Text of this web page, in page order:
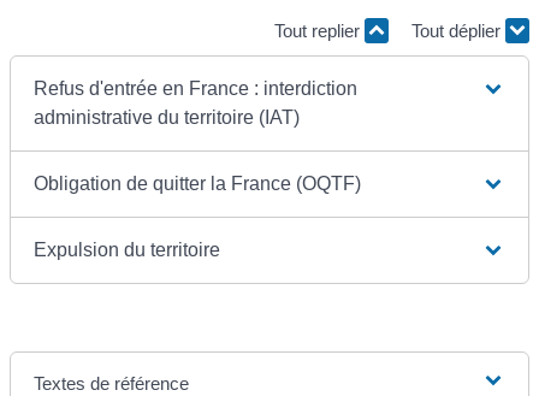
Tout replier Tout déplier
Refus d'entrée en France : interdiction
administrative du territoire (IAT)
Obligation de quitter la France (OQTF)
Expulsion du territoire
Textes de référence